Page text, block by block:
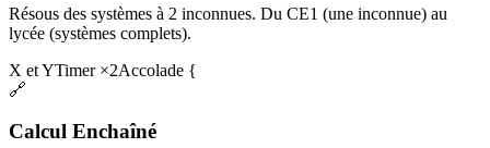
Résous des systèmes à 2 inconnues. Du CE1 (une inconnue) au
lycée (systèmes complets).
X et YTimer ×2Accolade {
🔗
Calcul Enchaîné